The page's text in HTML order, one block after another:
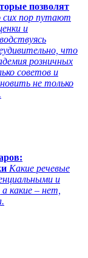
позволят
сих пор путают
и
что
розничных
советов и
не только
Какие речевые
и
какие – нет,